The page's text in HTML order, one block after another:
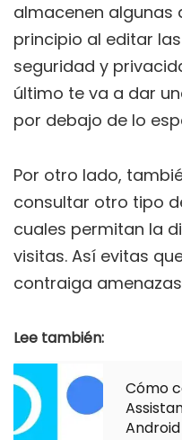
almacenen algunas
principio al editar
seguridad y
último te va a dar
por debajo de lo
Por otro lado,
consultar otro tipo
cuales permitan la
visitas. Así evitas
contraiga
Lee también:
Cómo
Android